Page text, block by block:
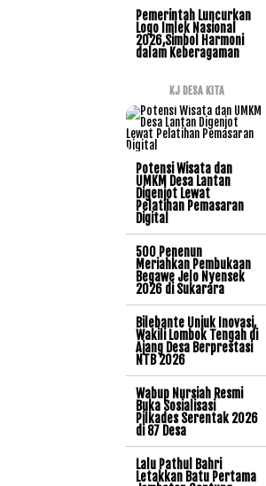
Pemerintah Luncurkan
Logo Imlek Nasional
2026,Simbol Harmoni
dalam Keberagaman
KJ DESA KITA
Potensi Wisata dan
UMKM Desa Lantan
Digenjot Lewat
Pelatihan Pemasaran
Digital
500 Penenun
Meriahkan Pembukaan
Begawe Jelo Nyensek
2026 di Sukarara
Bilebante Unjuk Inovasi,
Wakili Lombok Tengah di
Ajang Desa Berprestasi
NTB 2026
Wabup Nursiah Resmi
Buka Sosialisasi
Pilkades Serentak 2026
di 87 Desa
Lalu Pathul Bahri
Letakkan Batu Pertama